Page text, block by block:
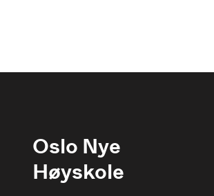
Oslo Nye
Høyskole